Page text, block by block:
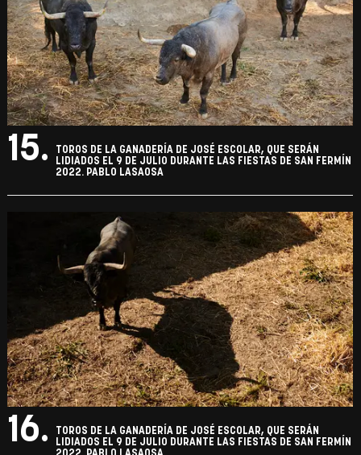
15.
TOROS DE LA GANADERÍA DE JOSÉ ESCOLAR, QUE SERÁN
LIDIADOS EL 9 DE JULIO DURANTE LAS FIESTAS DE SAN FERMÍN
2022. PABLO LASAOSA
16.
TOROS DE LA GANADERÍA DE JOSÉ ESCOLAR, QUE SERÁN
LIDIADOS EL 9 DE JULIO DURANTE LAS FIESTAS DE SAN FERMÍN